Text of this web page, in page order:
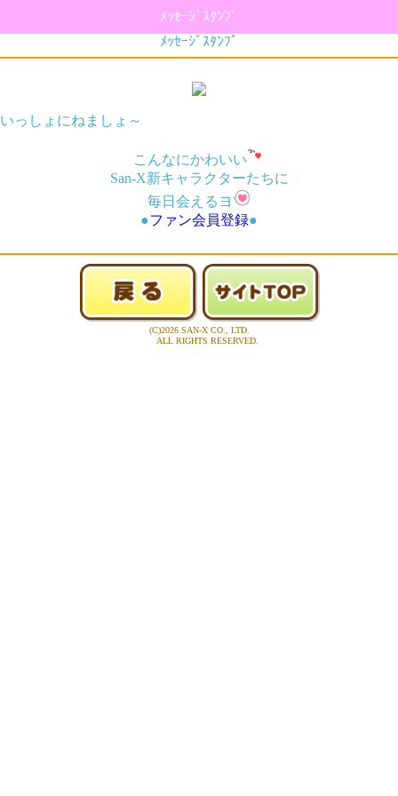
ﾒｯｾｰｼﾞｽﾀﾝﾌﾟ
ﾒｯｾｰｼﾞｽﾀﾝﾌﾟ
いっしょにねましょ～
こんなにかわいい
San-X新キャラクターたちに
毎日会えるヨ
●ファン会員登録●
(C)2026 SAN-X CO., LTD.
ALL RIGHTS RESERVED.